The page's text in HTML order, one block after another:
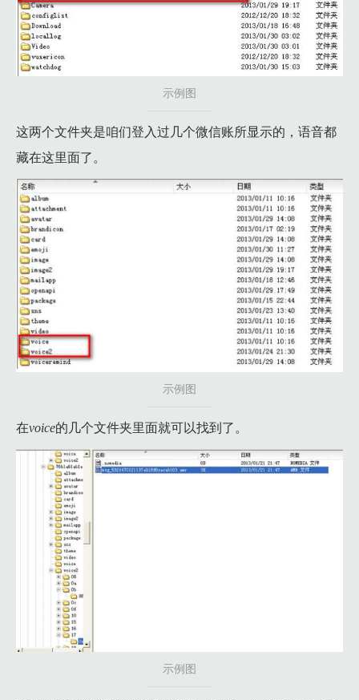
示例图
这两个文件夹是咱们登入过几个微信账所显示的，语音都
藏在这里面了。
示例图
在voice的几个文件夹里面就可以找到了。
示例图